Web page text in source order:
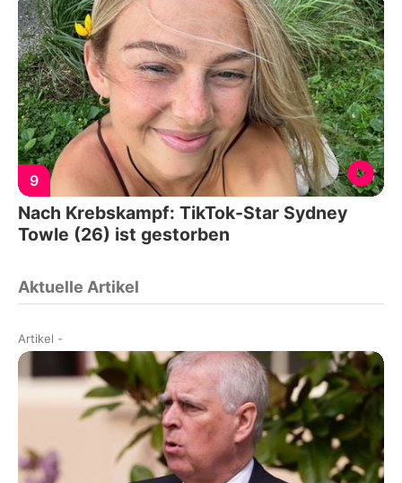
9
Nach Krebskampf: TikTok-Star Sydney
Towle (26) ist gestorben
Aktuelle Artikel
Artikel -